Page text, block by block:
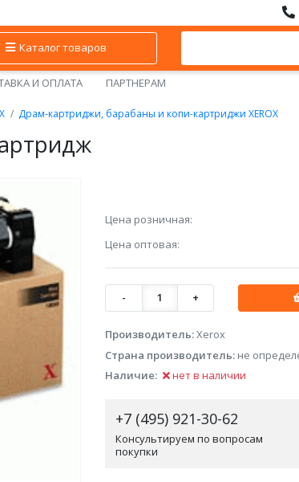
Каталог товаров
И ОПЛАТА ПАРТНЕРАМ
Драм-картриджи, барабаны и копи-картриджи XEROX
Цена розничная:
Цена оптовая:
- 1 +
Производитель:Xerox
Страна производитель: не
Наличие:
нет в наличии
+7 (495) 921-30-62
Консультируем по вопросам
покупки